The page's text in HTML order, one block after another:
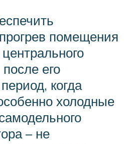
помещения
его
когда
холодные
– не